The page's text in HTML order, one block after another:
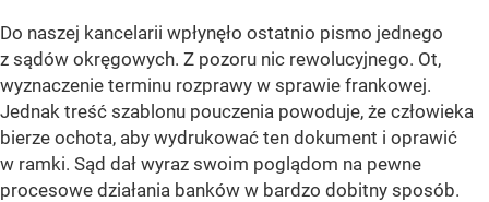
Do naszej kancelarii wpłynęło ostatnio pismo jednego
z sądów okręgowych. Z pozoru nic rewolucyjnego. Ot,
wyznaczenie terminu rozprawy w sprawie frankowej.
Jednak treść szablonu pouczenia powoduje, że człowieka
bierze ochota, aby wydrukować ten dokument i oprawić
w ramki. Sąd dał wyraz swoim poglądom na pewne
procesowe działania banków w bardzo dobitny sposób.